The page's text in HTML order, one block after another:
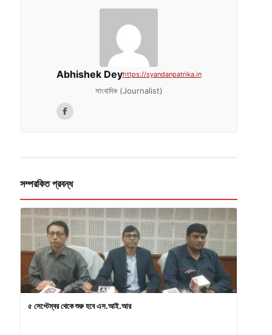
Abhishek Deyhttps://syandanpatrika.in
সাংবাদিক (Journalist)
সম্পরকিত প্রবন্ধ
৫ সেপ্টেম্বর থেকে শুরু হবে এস.আই.আর